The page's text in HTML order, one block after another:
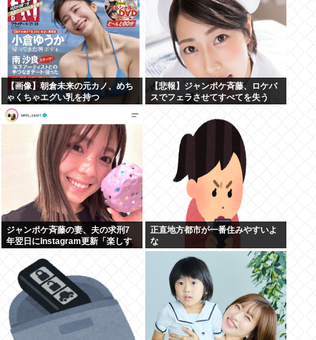
【画像】朝倉未来の元カノ、めち
ゃくちゃエグい乳を持つ
【悲報】ジャンポケ斉藤、ロケバ
スでフェラさせてすべてを失う
ジャンポケ斉藤の妻、夫の求刑7
年翌日にInstagram更新「楽しす
正直地方都市が一番住みやすいよ
な